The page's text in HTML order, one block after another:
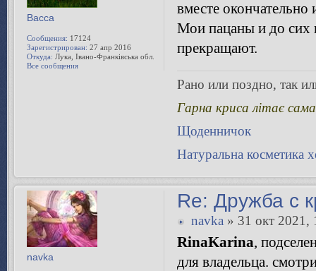
вместе окончательно
Мои пацаны и до сих
прекращают.
Рано или поздно, так
Гарна криса літає сама
Щоденничок
Натуральна косметика
Bacca
Сообщения: 17124
Зарегистрирован: 27 апр 2016
Откуда: Лука, Івано-Франківська обл.
Все сообщения
Re: Дружба с
navka » 31 окт 2021,
RinaKarina,
для владельца.
navka